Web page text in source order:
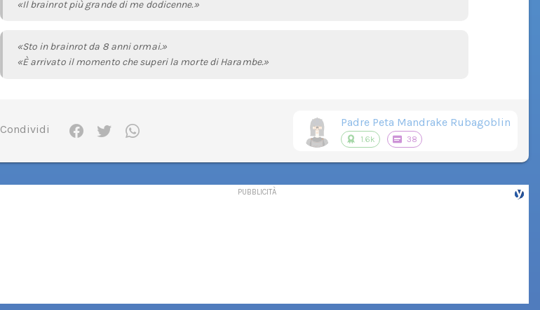
«Il brainrot più grande di me dodicenne.»
«Sto in brainrot da 8 anni ormai.»
«È arrivato il momento che superi la morte di Harambe.»
Condividi
Padre Peta Mandrake Rubagoblin
1.6k 38